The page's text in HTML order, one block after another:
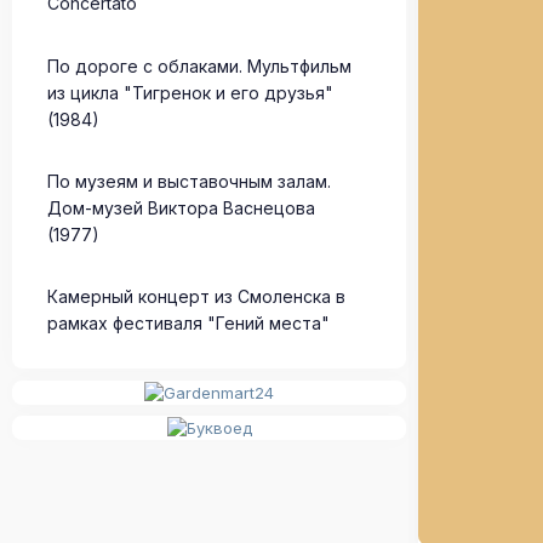
По дороге с облаками. Мультфильм
из цикла "Тигренок и его друзья"
(1984)
По музеям и выставочным залам.
Дом-музей Виктора Васнецова
(1977)
Камерный концерт из Смоленска в
рамках фестиваля "Гений места"